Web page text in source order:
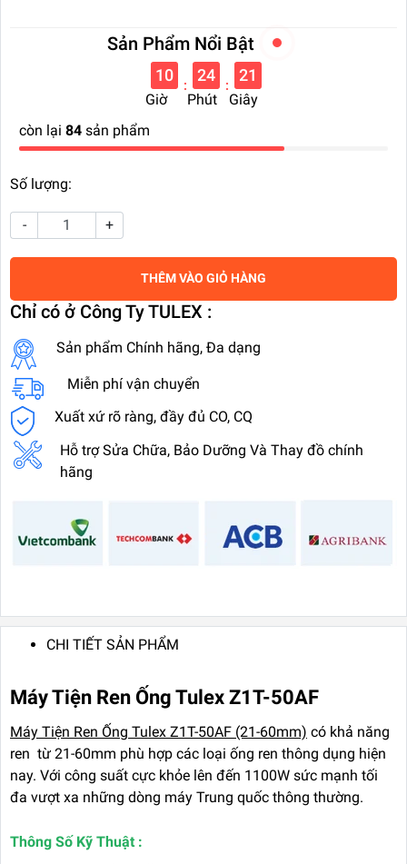
Sản Phẩm Nổi Bật
10
Giờ
:
24
Phút
:
20
Giây
còn lại 84 sản phẩm
Số lượng:
- +
THÊM VÀO GIỎ HÀNG
Chỉ có ở Công Ty TULEX :
Sản phẩm Chính hãng, Đa dạng
Miễn phí vận chuyển
Xuất xứ rõ ràng, đầy đủ CO, CQ
Hỗ trợ Sửa Chữa, Bảo Dưỡng Và Thay đồ chính
hãng
CHI TIẾT SẢN PHẨM
Máy Tiện Ren Ống Tulex Z1T-50AF
Máy Tiện Ren Ống Tulex Z1T-50AF (21-60mm) có khả năng
ren từ 21-60mm phù hợp các loại ống ren thông dụng hiện
nay. Với công suất cực khỏe lên đến 1100W sức mạnh tối
đa vượt xa những dòng máy Trung quốc thông thường.
Thông Số Kỹ Thuật :